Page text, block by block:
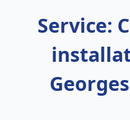
Service: